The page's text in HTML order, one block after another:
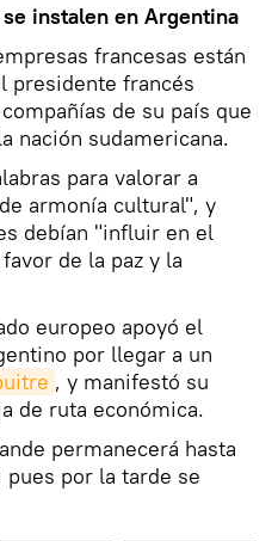
instalen en Argentina
francesas están
presidente francés
de su país que
nación sudamericana.
para valorar a
armonía cultural", y
debían "influir en el
de la paz y la
europeo apoyó el
por llegar a un
, y manifestó su
de ruta económica.
permanecerá hasta
por la tarde se